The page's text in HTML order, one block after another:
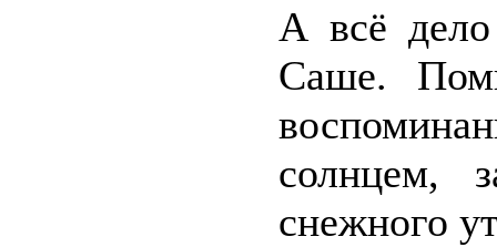
А всё дело
Саше.
солнцем,
снежного